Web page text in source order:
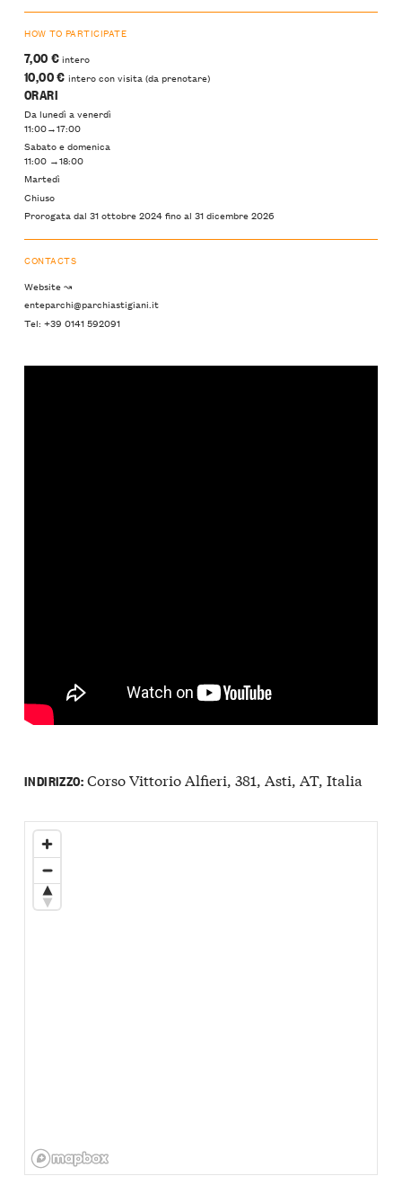
HOW TO PARTICIPATE
7,00 €intero
10,00 € intero con visita (da prenotare)
ORARI
Da lunedì a venerdì
11:00→17:00
Sabato e domenica
11:00 →18:00
Martedì
Chiuso
Prorogata dal 31 ottobre 2024 fino al 31 dicembre 2026
CONTACTS
Website ↝
enteparchi@parchiastigiani.it
Tel: +39 0141 592091
INDIRIZZO:Corso Vittorio Alfieri, 381, Asti, AT, Italia